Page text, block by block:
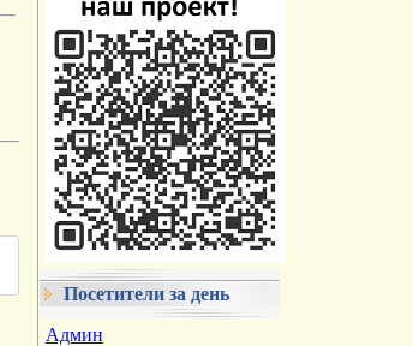
Посетители за день
Админ